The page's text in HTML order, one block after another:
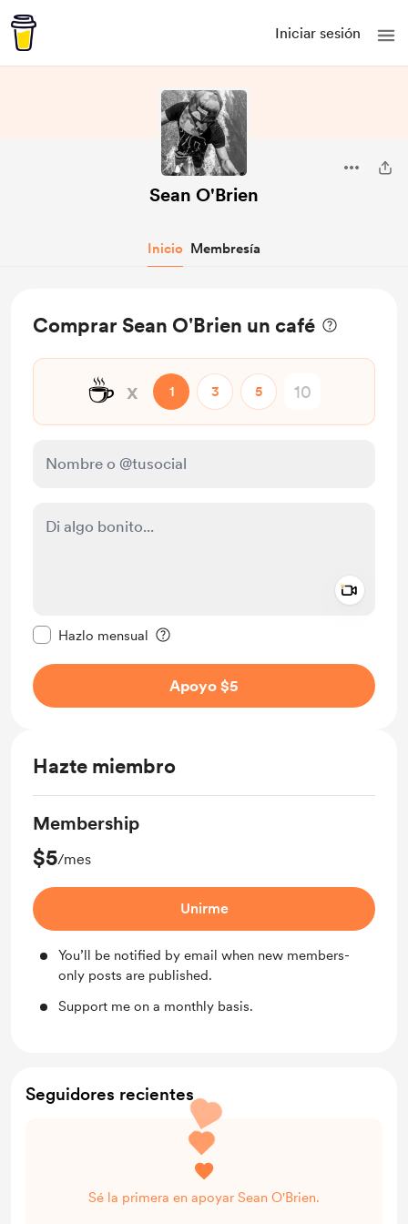
Iniciar sesión
Sean O'Brien
Inicio Membresía
Comprar Sean O'Brien un café
☕ x 1 3 5
Hazlo mensual
Apoyo $5
Hazte miembro
Membership
$5/mes
Unirme
You’ll be notified by email when new members-
only posts are published.
Support me on a monthly basis.
Seguidores recientes
Sé la primera en apoyar Sean O'Brien.